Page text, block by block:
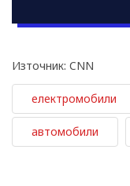
Източник: CNN
електромобили
автомобили